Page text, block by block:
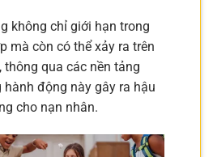
không chỉ giới hạn trong
mà còn có thể xảy ra trên
thông qua các nền tảng
động này gây ra hậu
cho nạn nhân.